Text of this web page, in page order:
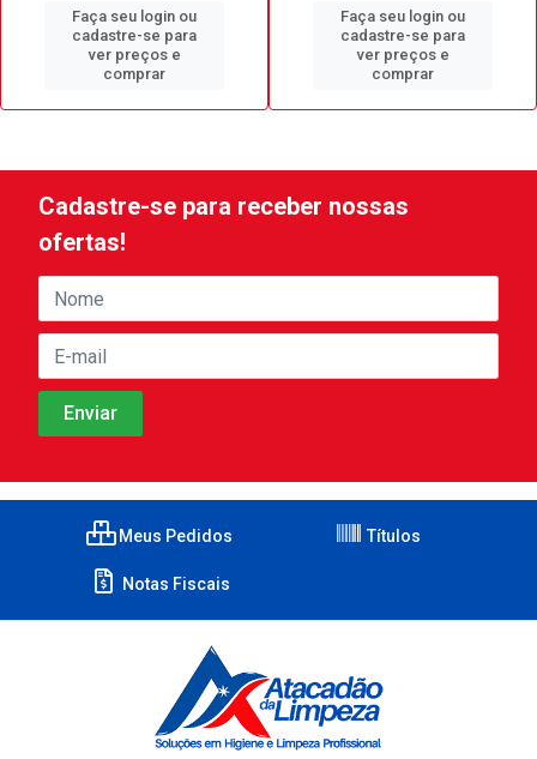
Faça seu login ou
cadastre-se para
ver preços e
comprar
Faça seu login ou
cadastre-se para
ver preços e
comprar
Cadastre-se para receber nossas
ofertas!
Meus Pedidos Títulos
Notas Fiscais